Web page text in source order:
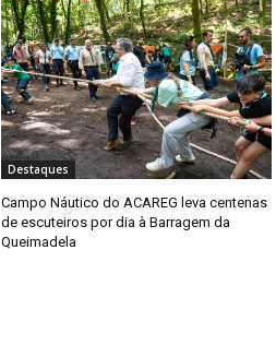
Destaques
Campo Náutico do ACAREG leva centenas
de escuteiros por dia à Barragem da
Queimadela